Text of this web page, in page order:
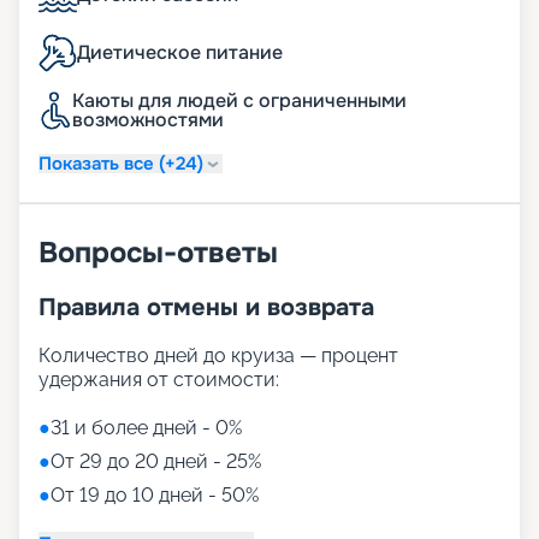
предложений уточняется на борту.
Фитнес и спорт
Нам есть что предложить туристам,
предпочитающим активный отдых. В план
оформления палуб включены 3 бассейна, в том
оформлена беговыми дорожками. Можно
однозначно придется по душе скалодром.
Удобства для детей
По запросу предоставляются услуги
внимательной и опытной няни. Открыты детская
присматривающие за юными туристами,
организуют интересный и познавательный досуг.
О каютах
Диетическое питание
Каюты для людей с ограниченными
возможностями
Показать все (+24)
Вопросы-ответы
Правила отмены и возврата
Количество дней до круиза — процент
удержания от стоимости:
●31 и более дней - 0%
●От 29 до 20 дней - 25%
●От 19 до 10 дней - 50%